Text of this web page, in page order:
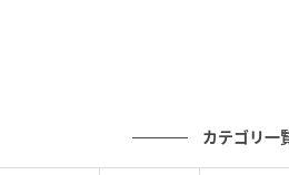
カテゴリ一